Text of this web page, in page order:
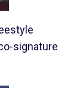
signature